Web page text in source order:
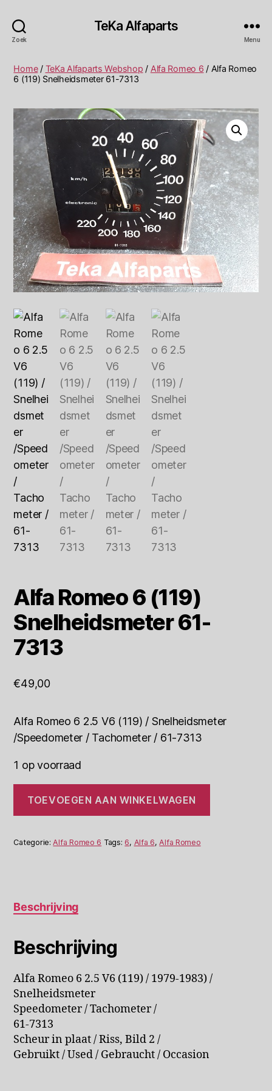
Zoek
TeKa Alfaparts
Menu
Home/ TeKa Alfaparts Webshop / Alfa Romeo 6 / Alfa Romeo
6 (119) Snelheidsmeter 61-7313
Alfa Romeo 6 (119)
Snelheidsmeter 61-
7313
€49,00
Alfa Romeo 6 2.5 V6 (119) / Snelheidsmeter
/Speedometer / Tachometer / 61-7313
1 op voorraad
Romeo
6
Snelheidsmeter
TOEVOEGEN AAN WINKELWAGEN
Categorie: Alfa Romeo 6 Tags: 6, Alfa 6, Alfa Romeo
Beschrijving
Beschrijving
Alfa Romeo 6 2.5 V6 (119) / 1979-1983) /
Snelheidsmeter
Speedometer / Tachometer /
61-7313
Scheur in plaat / Riss, Bild 2 /
Gebruikt / Used / Gebraucht / Occasion